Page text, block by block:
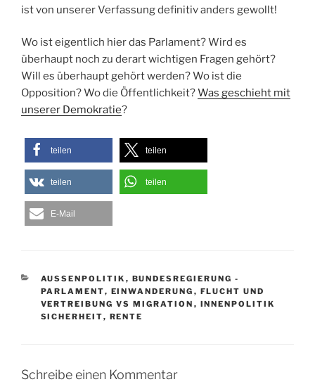
ist von unserer Verfassung definitiv anders gewollt!
Wo ist eigentlich hier das Parlament? Wird es
überhaupt noch zu derart wichtigen Fragen gehört?
Will es überhaupt gehört werden? Wo ist die
Opposition? Wo die Öffentlichkeit?Was geschieht mit
unserer Demokratie?
teilen teilen
teilen teilen
E-Mail
KATEGORIEN
AUSSENPOLITIK , BUNDESREGIERUNG -
PARLAMENT, EINWANDERUNG , FLUCHT UND
VERTREIBUNG VS MIGRATION , INNENPOLITIK
SICHERHEIT, RENTE
Schreibe einen Kommentar